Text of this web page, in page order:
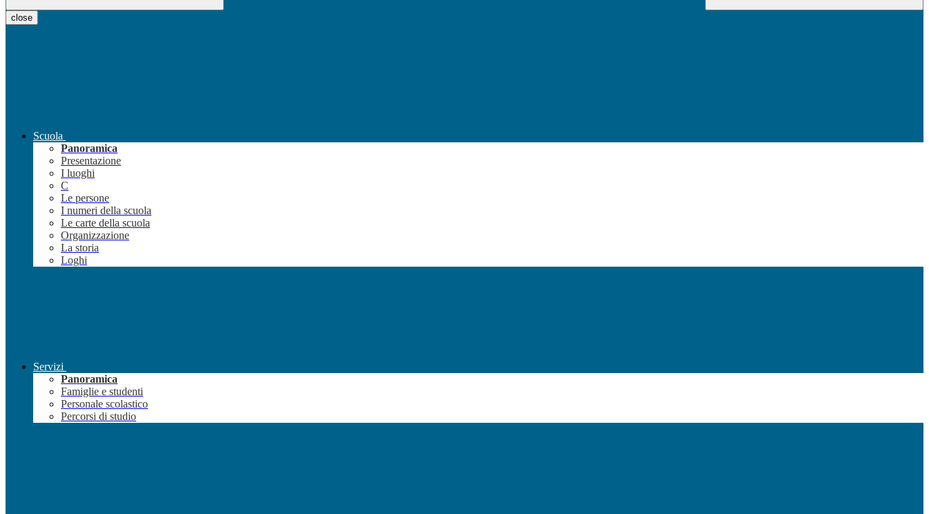
close
Scuola
Panoramica
Presentazione
I luoghi
C
Le persone
I numeri della scuola
Le carte della scuola
Organizzazione
La storia
Loghi
Servizi
Panoramica
Famiglie e studenti
Personale scolastico
Percorsi di studio